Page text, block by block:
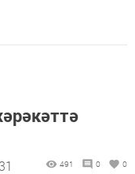
491 0 0